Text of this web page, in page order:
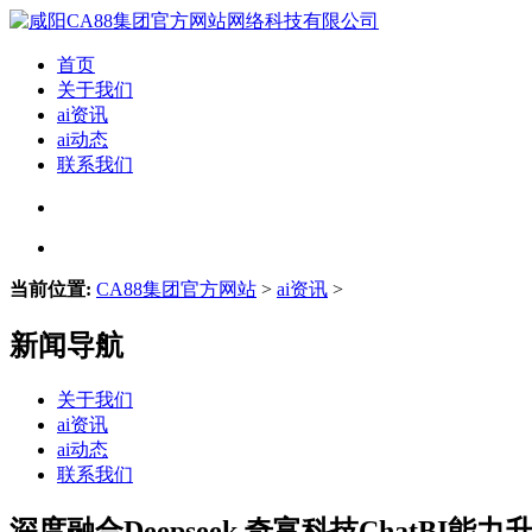
首页
关于我们
ai资讯
ai动态
联系我们
当前位置: CA88集团官方网站 > ai资讯 >
新闻导航
关于我们
ai资讯
ai动态
联系我们